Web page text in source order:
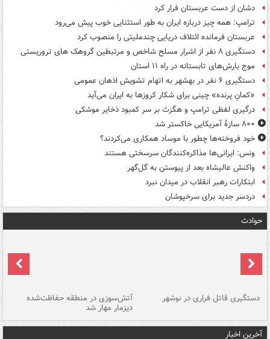
دشان از دست عربستان فرار کرد
ترامپ: همه چیز درباره ایران به طور استثنایی خوب پیش می‌رود
عربستان فرمانده ائتلاف دریایی چندملیتی را منصوب کرد
دستگیری ۸ نفر از اشرار مسلح شاخص و مرتبطین گروهک های تروریستی
موج بارش‌های تابستانه در راه ۱۱ استان
دستگیری ۶ نفر در بهشهر به اتهام تشویش اذهان عمومی
«کمانِ پرنده» چینی برای شکار کروزها به ایران می‌آید
درگیری لفظی ترامپ و هگزث بر سر کمبود ذخایر موشکی
۸۰۰ سازۀ آمریکایی خاکستر شد
خود فروخته‌ها چطور با موساد همکاری می‌کردند؟
ونس: ایرانی‌ها مذاکره‌کنندگان سرسختی هستند
واکنش عالیشاه بعد از پیوستن به گل‌گهر
ابتکارات رهبر انقلاب در میدان نبرد
دردسر جدید برای سرخپوشان
حوادث
دستگیری قاتل فراری در نوشهر آتش‌سوزی در منطقه حفاظت‌شده
دیزمار مهار شد
آخرین اخبار